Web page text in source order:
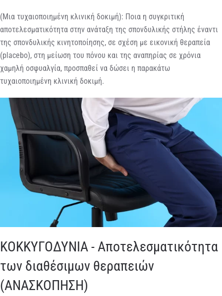
(Μια τυχαιοποιημένη κλινική δοκιμή): Ποια η συγκριτική
αποτελεσματικότητα στην ανάταξη της σπονδυλικής στήλης έναντι
της σπονδυλικής κινητοποίησης, σε σχέση με εικονική θεραπεία
(placebo), στη μείωση του πόνου και της αναπηρίας σε χρόνια
χαμηλή οσφυαλγία, προσπαθεί να δώσει η παρακάτω
τυχαιοποιημένη κλινική δοκιμή.
ΚΟΚΚΥΓΟΔΥΝΙΑ - Αποτελεσματικότητα
των διαθέσιμων θεραπειών
(ΑΝΑΣΚΟΠΗΣΗ)